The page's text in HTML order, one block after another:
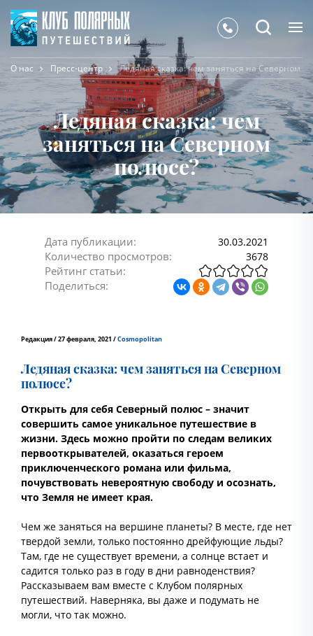
О нас Пресс-центр Ледяная сказка: чем заняться на Северном
Ледяная сказка: чем
заняться на Северном
полюсе?
Дата публикации: 30.03.2021
Количество просмотров: 3678
Рейтинг статьи:
Поделиться:
Редакция / 27 февраля, 2021 /Cosmopolitan
Ледяная сказка: чем заняться на Северном
полюсе?
Открыть для себя Северный полюс – значит
совершить самое уникальное путешествие в
жизни. Здесь можно пройти по следам великих
первооткрывателей, оказаться героем
приключенческого романа или фильма,
почувствовать невероятную свободу и осознать,
что Земля не имеет края.
Чем же заняться на вершине планеты? В месте, где нет
твердой земли, только постоянно дрейфующие льды?
Там, где не существует времени, а солнце встает и
садится только раз в году в дни равноденствия?
Рассказываем вам вместе с Клубом полярных
путешествий. Наверняка, вы даже и подумать не
могли, что так можно.